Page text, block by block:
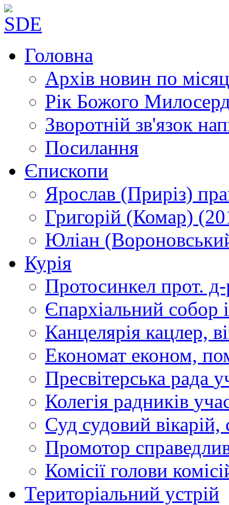
Головна
Архів новин по
Рік Божого
Зворотній зв'язок
Посилання
Єпископи
Ярослав (Приріз)
Григорій (Комар)
Юліан
Курія
Протосинкел прот.
Єпархіальний собор
Канцелярія кацлер,
Економат економ,
Пресвітерська рада
Колегія радників
Суд судовий вікарій,
Промотор
Комісії голови
Територіальний устрій